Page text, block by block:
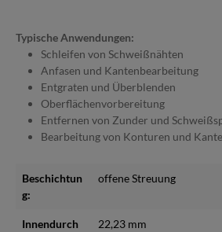
Typische Anwendungen:
Schleifen von Schweißnähten
Anfasen und Kantenbearbeitung
Entgraten und Überblenden
Oberflächenvorbereitung
Entfernen von Zunder und
Bearbeitung von Konturen und
Beschichtun
g:
offene Streuung
Innendurch
22,23 mm